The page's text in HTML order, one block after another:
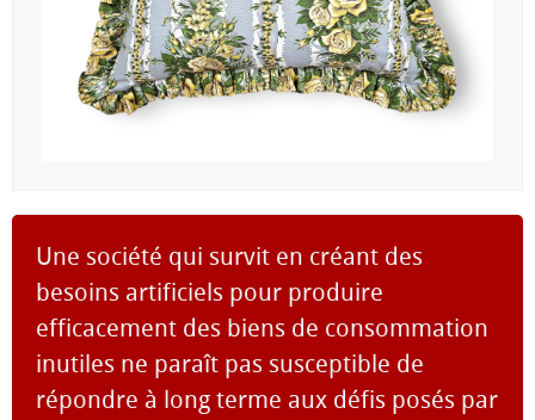
Une société qui survit en créant des
besoins artificiels pour produire
efficacement des biens de consommation
inutiles ne paraît pas susceptible de
répondre à long terme aux défis posés par